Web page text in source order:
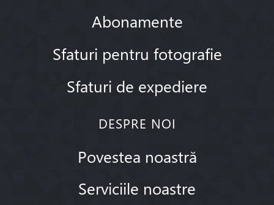
Abonamente
Sfaturi pentru fotografie
Sfaturi de expediere
DESPRE NOI
Povestea noastră
Serviciile noastre